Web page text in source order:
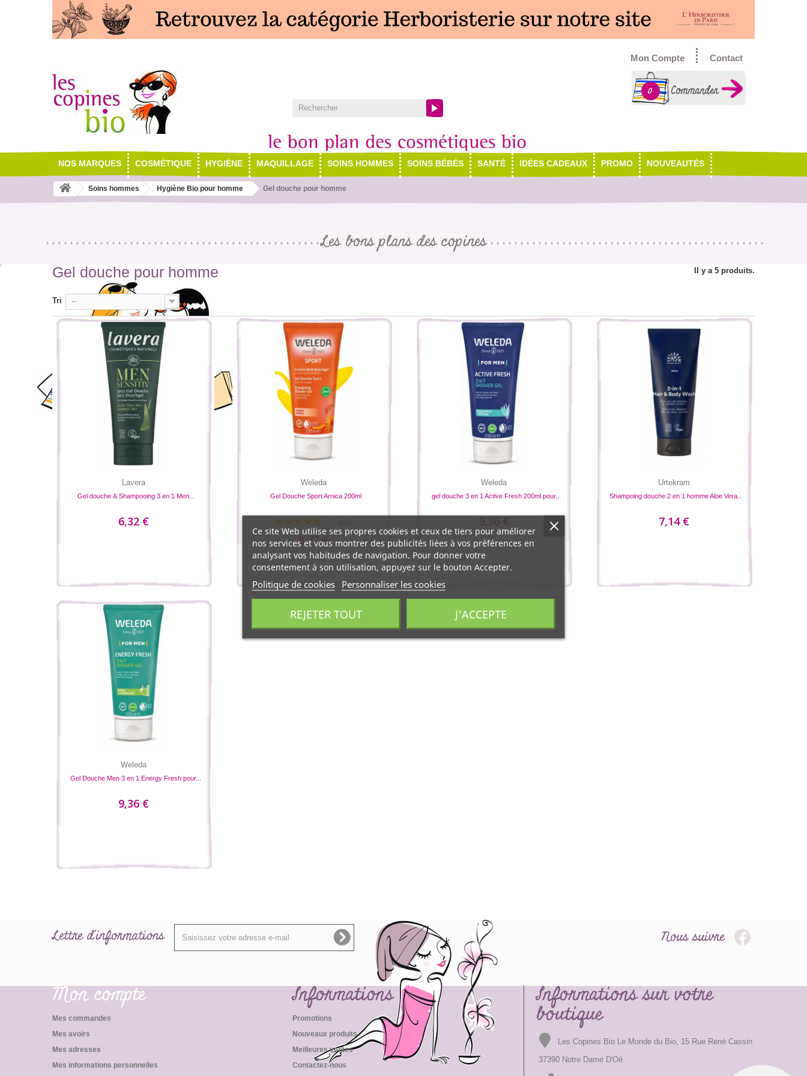
Contact
Mon Compte
0
NOS MARQUES COSMÉTIQUE HYGIÈNE MAQUILLAGE SOINS HOMMES SOINS BÉBÉS SANTÉ IDÉES CADEAUX PROMO NOUVEAUTÉS
Soins hommes Hygiène Bio pour homme Gel douche pour homme
Les bons plans des copines
Gel douche pour homme Il y a 5 produits.
Tri --
Lavera
Gel douche & Shampooing 3 en 1 Men...
6,32 €
Weleda
Gel Douche Sport Arnica 200ml
8,72 €
Weleda
gel douche 3 en 1 Active Fresh 200ml pour...
9,36 €
Urtekram
Shampoing douche 2 en 1 homme Aloe Vera...
7,14 €
Weleda
Gel Douche Men 3 en 1 Energy Fresh pour...
9,36 €
Ce site Web utilise ses propres cookies et ceux de tiers pour améliorer
nos services et vous montrer des publicités liées à vos préférences en
analysant vos habitudes de navigation. Pour donner votre
consentement à son utilisation, appuyez sur le bouton Accepter.
Politique de cookies Personnaliser les cookies
REJETER TOUT J'ACCEPTE
Lettre d'informations Nous suivre
Mon compte
Mes commandes
Mes avoirs
Mes adresses
Mes informations personnelles
Informations
Promotions
Nouveaux produits
Meilleures ventes
Contactez-nous
Informations sur votre
boutique
Les Copines Bio Le Monde du Bio, 15 Rue René Cassin
37390 Notre Dame D'Oé